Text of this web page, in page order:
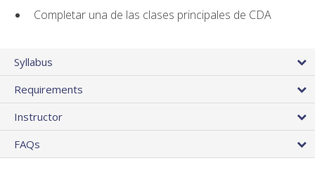
Completar una de las clases principales de CDA
Syllabus
Requirements
Instructor
FAQs